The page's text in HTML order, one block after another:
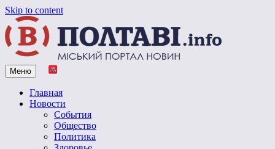
Skip to content
Vpoltave.info
Полтавский портал новостей
Меню
Главная
Новости
События
Общество
Политика